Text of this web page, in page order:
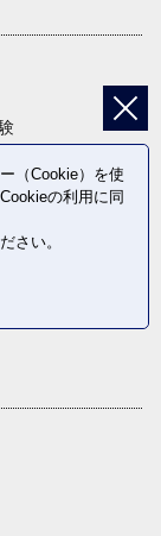
（Cookie）を使
の利用に同
さい。